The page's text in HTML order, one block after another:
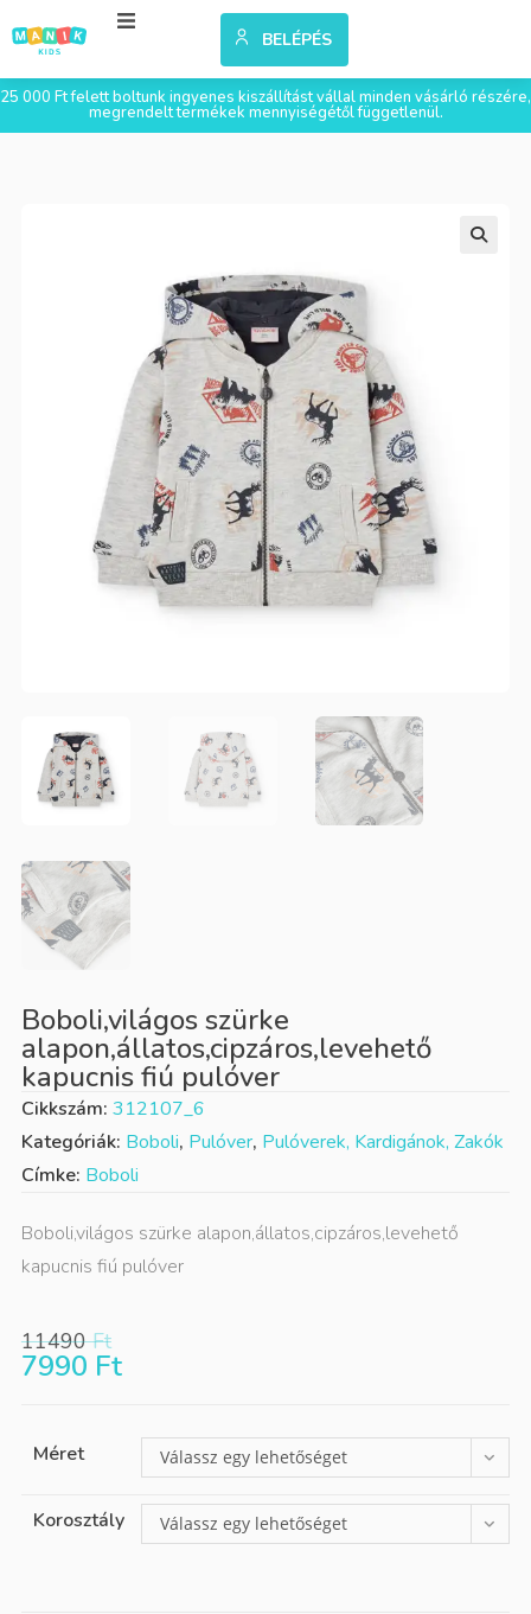
BELÉPÉS
25 000 Ft felett boltunk ingyenes kiszállítást vállal minden vásárló részére,
megrendelt termékek mennyiségétől függetlenül.
Boboli,világos szürke
alapon,állatos,cipzáros,levehető
kapucnis fiú pulóver
Cikkszám: 312107_6
Kategóriák: Boboli, Pulóver, Pulóverek, Kardigánok, Zakók
Címke: Boboli
Boboli,világos szürke alapon,állatos,cipzáros,levehető
kapucnis fiú pulóver
11490Ft
7990 Ft
Méret Válassz egy lehetőséget
Korosztály Válassz egy lehetőséget